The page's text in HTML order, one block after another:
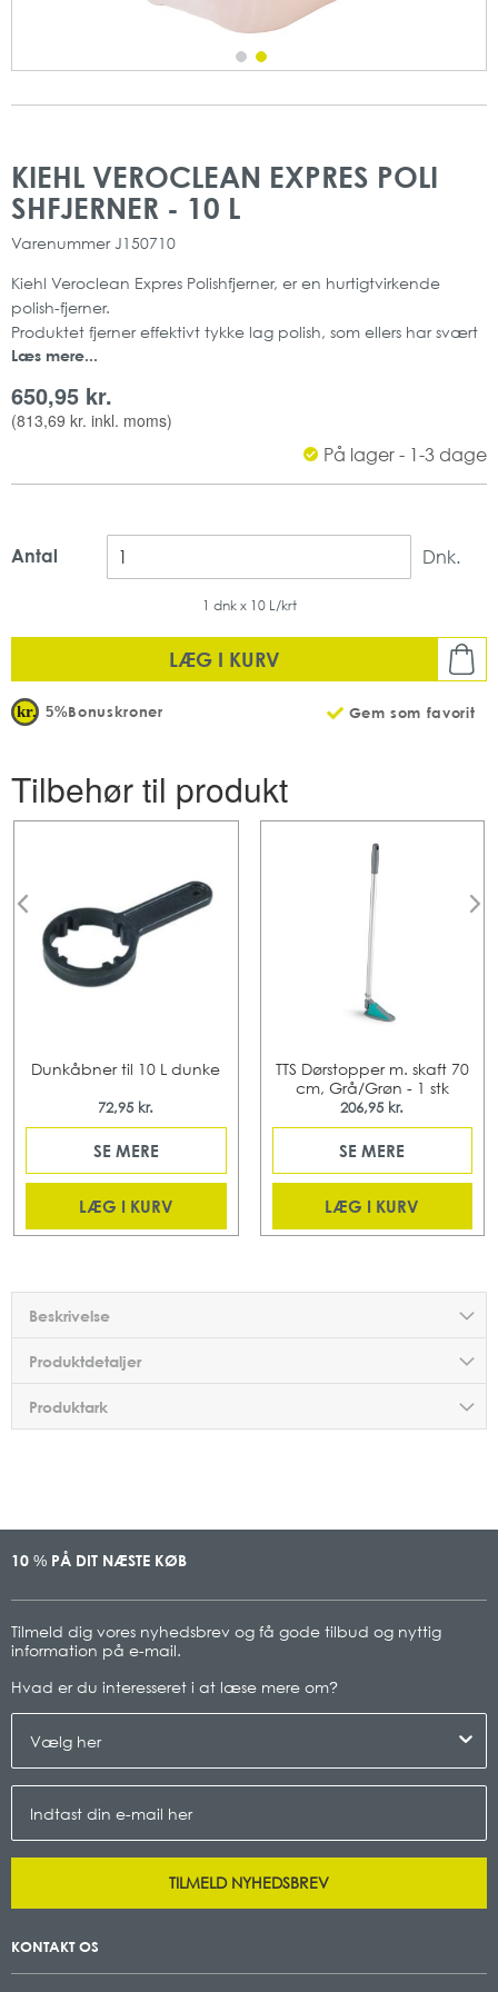
KIEHL VEROCLEAN EXPRES POLI
SHFJERNER - 10 L
Varenummer J150710
Kiehl Veroclean Expres Polishfjerner, er en hurtigtvirkende
polish-fjerner.
Produktet fjerner effektivt tykke lag polish, som ellers har svært
ved at komme af.
lavtskummende.
pH værdi ca. 9,5 (koncentrat)
Læs mere...
650,95 kr.
(813,69 kr. inkl. moms)
På lager - 1-3 dage
Antal Dnk.
1 dnk x 10 L/krt
LÆG I KURV
Gem som favorit
5%Bonuskroner
slutningen
af
starten
af
Tilbehør til produkt
Dunkåbner til 10 L dunke
72,95 kr.
SE MERE
LÆG I KURV
TTS Dørstopper m. skaft 70
cm, Grå/Grøn - 1 stk
206,95 kr.
SE MERE
LÆG I KURV
Beskrivelse
Produktdetaljer
Produktark
10 % PÅ DIT NÆSTE KØB
Tilmeld dig vores nyhedsbrev og få gode tilbud og nyttig
information på e-mail.
Hvad er du interesseret i at læse mere om?
TILMELD NYHEDSBREV
KONTAKT OS